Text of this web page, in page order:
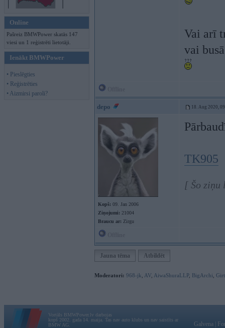
Online
Pašreiz BMWPower skatās 147
viesi un 1 reģistrēti lietotāji.
Ienākt BMWPower
• Pieslēgties
• Reģistrēties
• Aizmirsi paroli?
Vai arī
vai
depo 18. Aug 2020,
Kopš: 09. Jan 2006
Ziņojumi: 21004
Braucu ar: Zirgu
TK905
[ Šo ziņu
Jauna tēma Atbildēt
Moderatori: 968-jk AV AiwaShuraLLP, BigArchi
Vortāls BMWPower.lv darbojas
kopš 2002. gada 14. maija. Tas nav auto klubs un nav saistīts ar
BMW AG.
Galvena